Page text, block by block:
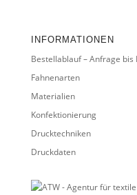
INFORMATIONEN
Bestellablauf – Anfrage bis
Fahnenarten
Materialien
Konfektionierung
Drucktechniken
Druckdaten